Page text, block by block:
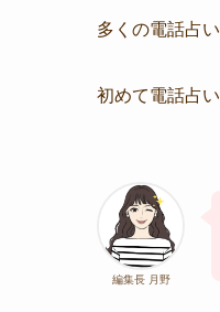
多くの電話占
初めて電話占
編集長 月野